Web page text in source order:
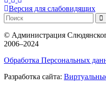
Версия для слабовидящих
© Администрация
2006–2024
Обработка Персональных
Разработка сайта: